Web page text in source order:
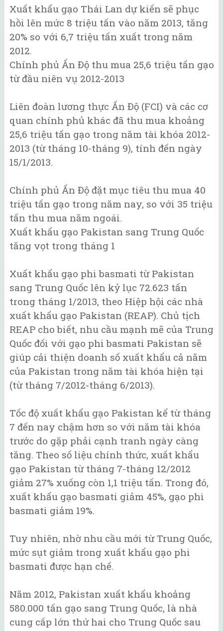
Xuất khẩu gạo Thái Lan dự kiến sẽ phục
hồi lên mức 8 triệu tấn vào năm 2013, tăng
20% so với 6,7 triệu tấn xuất trong năm
2012.
Chính phủ Ấn Độ thu mua 25,6 triệu tấn gạo
từ đầu niên vụ 2012-2013
Liên đoàn lương thực Ấn Độ (FCI) và các cơ
quan chính phủ khác đã thu mua khoảng
25,6 triệu tấn gạo trong năm tài khóa 2012-
2013 (từ tháng 10-tháng 9), tính đến ngày
15/1/2013.
Chính phủ Ấn Độ đặt mục tiêu thu mua 40
triệu tấn gạo trong năm nay, so với 35 triệu
tấn thu mua năm ngoái.
Xuất khẩu gạo Pakistan sang Trung Quốc
tăng vọt trong tháng 1
Xuất khẩu gạo phi basmati từ Pakistan
sang Trung Quốc lên kỷ lục 72.623 tấn
trong tháng 1/2013, theo Hiệp hội các nhà
xuất khẩu gạo Pakistan (REAP). Chủ tịch
REAP cho biết, nhu cầu mạnh mẽ của Trung
Quốc đối với gạo phi basmati Pakistan sẽ
giúp cải thiện doanh số xuất khẩu cả năm
của Pakistan trong năm tài khóa hiện tại
(từ tháng 7/2012-tháng 6/2013).
Tốc độ xuất khẩu gạo Pakistan kể từ tháng
7 đến nay chậm hơn so với năm tài khóa
trước do gặp phải cạnh tranh ngày càng
tăng. Theo số liệu chính thức, xuất khẩu
gạo Pakistan từ tháng 7-tháng 12/2012
giảm 27% xuống còn 1,1 triệu tấn. Trong đó,
xuất khẩu gạo basmati giảm 45%, gạo phi
basmati giảm 19%.
Tuy nhiên, nhờ nhu cầu mới từ Trung Quốc,
mức sụt giảm trong xuất khẩu gạo phi
basmati được hạn chế.
Năm 2012, Pakistan xuất khẩu khoảng
580.000 tấn gạo sang Trung Quốc, là nhà
cung cấp lớn thứ hai cho Trung Quốc sau